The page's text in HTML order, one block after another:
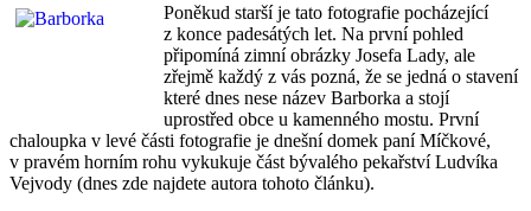
Poněkud starší je tato fotografie pocházející
z konce padesátých let. Na první pohled
připomíná zimní obrázky Josefa Lady, ale
zřejmě každý z vás pozná, že se jedná o stavení
které dnes nese název Barborka a stojí
uprostřed obce u kamenného mostu. První
chaloupka v levé části fotografie je dnešní domek paní Míčkové,
v pravém horním rohu vykukuje část bývalého pekařství Ludvíka
Vejvody (dnes zde najdete autora tohoto článku).